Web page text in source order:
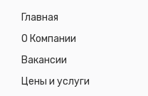
Главная
О Компании
Вакансии
Цены и услуги